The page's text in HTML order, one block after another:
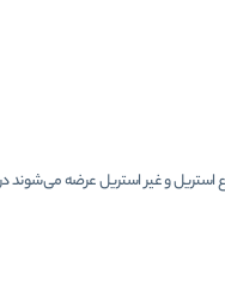
استریل و غیر استریل عرضه می‌شوند